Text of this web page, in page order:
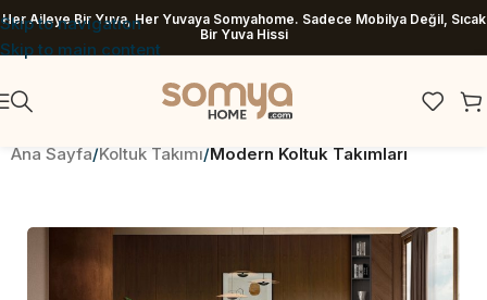
Skip to navigation
Skip to main content
Her Aileye Bir Yuva, Her Yuvaya Somyahome. Sadece Mobilya Değil, Sıcak
Bir Yuva Hissi
Ana Sayfa Koltuk Takımı Modern Koltuk Takımları